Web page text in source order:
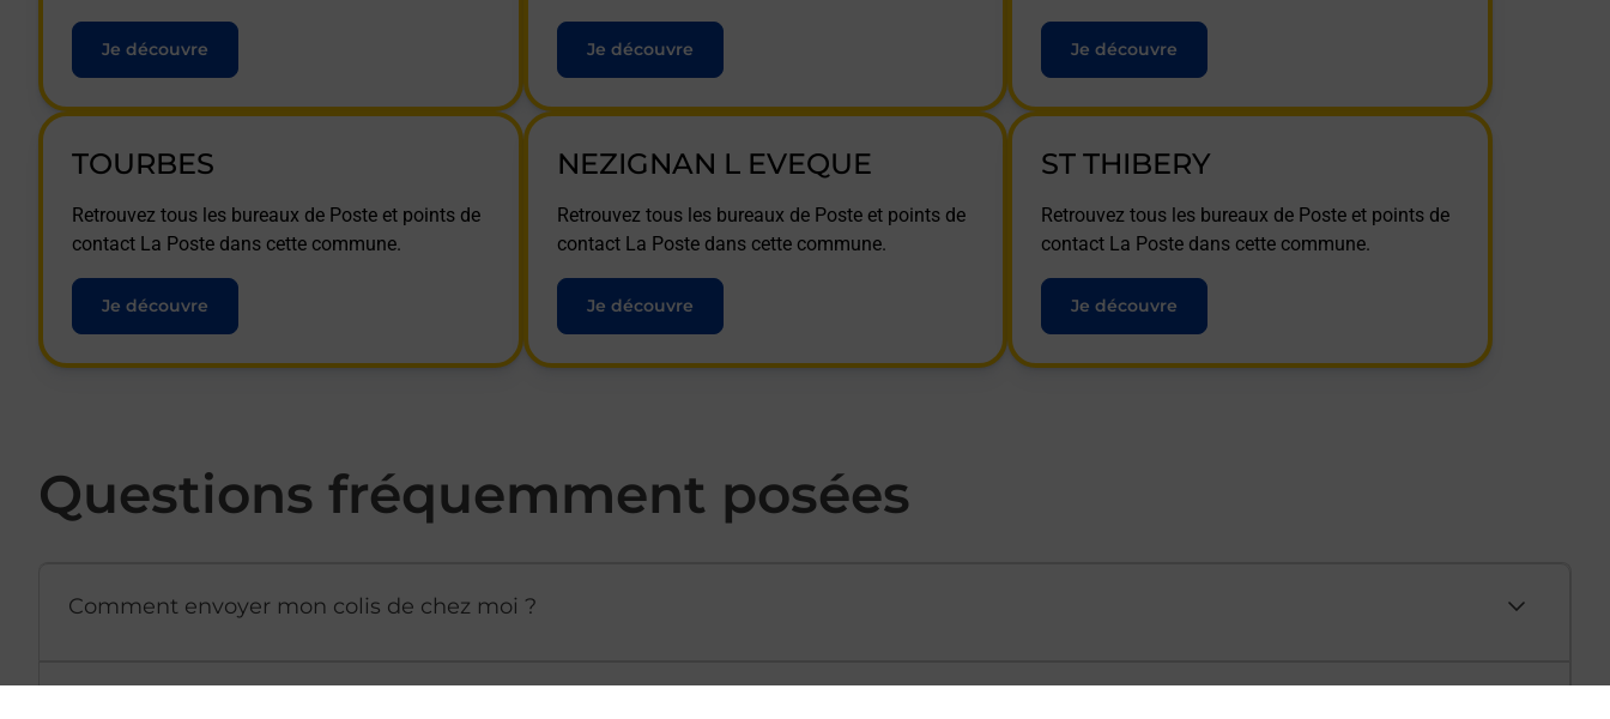
Je découvre Je découvre Je découvre
TOURBES
Retrouvez tous les bureaux de Poste et points de
contact La Poste dans cette commune.
Je découvre
NEZIGNAN L EVEQUE
Retrouvez tous les bureaux de Poste et points de
contact La Poste dans cette commune.
Je découvre
ST THIBERY
Retrouvez tous les bureaux de Poste et points de
contact La Poste dans cette commune.
Je découvre
Questions fréquemment posées
Comment envoyer mon colis de chez moi ?